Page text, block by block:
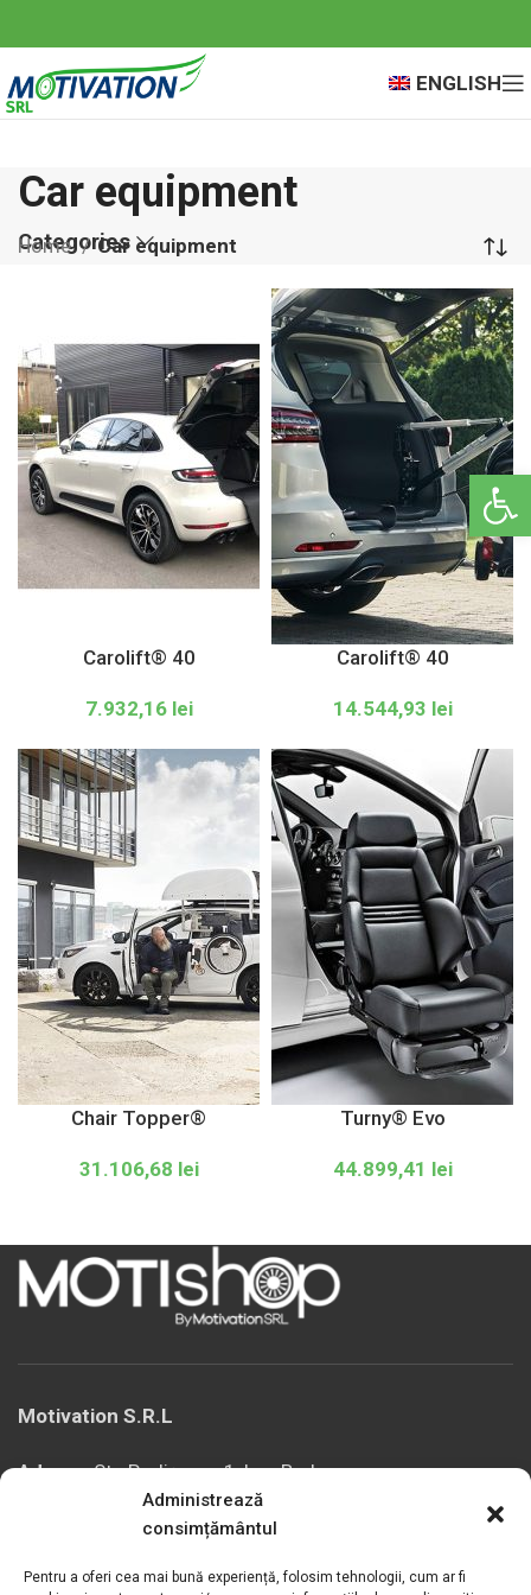
Administrează
consimțământul
Pentru a oferi cea mai bună experiență, folosim tehnologii, cum ar fi
ENGLISH
Car equipment
Categories
Home Car equipment
Carolift® 40
7.932,16 lei
Carolift® 40
14.544,93 lei
Chair Topper®
31.106,68 lei
Turny® Evo
44.899,41 lei
Motivation S.R.L
Adress:Str. Podișor nr.1, loc. Buda
com. Cornetu, jud. Ilfov, România
Toll free number: 0800.030.762
Phone / Fax:
+4021.369.27.72